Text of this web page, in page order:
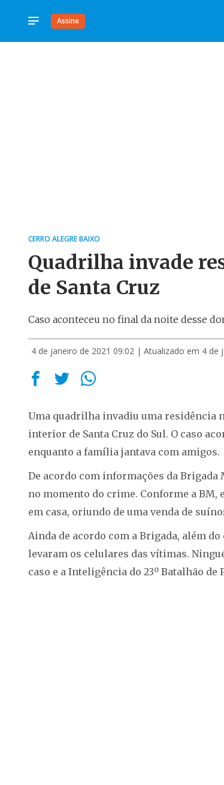
Assine
CERRO ALEGRE BAIXO
Quadrilha invade
de Santa Cruz
Caso aconteceu no final da noite desse
4 de janeiro de 2021 09:02 | Atualizado em 4 de
Uma quadrilha invadiu uma residência
interior de Santa Cruz do Sul. O caso
enquanto a família jantava com amigos.
De acordo com informações da
no momento do crime. Conforme a
em casa, oriundo de uma venda de
Ainda de acordo com a Brigada, além
levaram os celulares das vítimas.
caso e a Inteligência do 23º Batalhão